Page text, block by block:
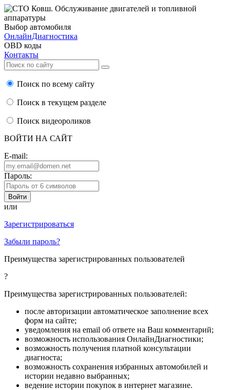
Выбор автомобиля
ОнлайнДиагностика
OBD коды
Контакты
Поиск по всему сайту
Поиск в текущем разделе
Поиск видеороликов
ВОЙТИ НА САЙТ
E-mail:
Пароль:
или
Зарегистрироваться
Забыли пароль?
Преимущества зарегистрированных пользователей
?
Преимущества зарегистрированных пользователей:
после авторизации автоматическое заполнение всех
форм на сайте;
уведомления на email об ответе на Ваш комментарий;
возможность использования ОнлайнДиагностики;
возможность получения платной консультации
диагноста;
возможность сохранения избранных автомобилей и
истории недавно выбранных;
ведение истории покупок в интернет магазине.